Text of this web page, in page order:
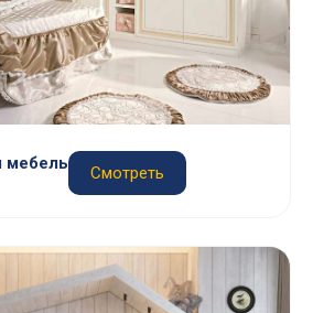
мебель Смотреть